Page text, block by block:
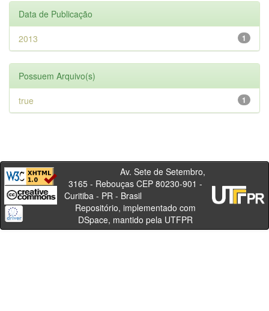
Data de Publicação
1
2013
Possuem Arquivo(s)
1
true
Av. Sete de Setembro,
3165 - Rebouças CEP 80230-901 -
Curitiba - PR - Brasil
Repositório, implementado com
DSpace, mantido pela UTFPR